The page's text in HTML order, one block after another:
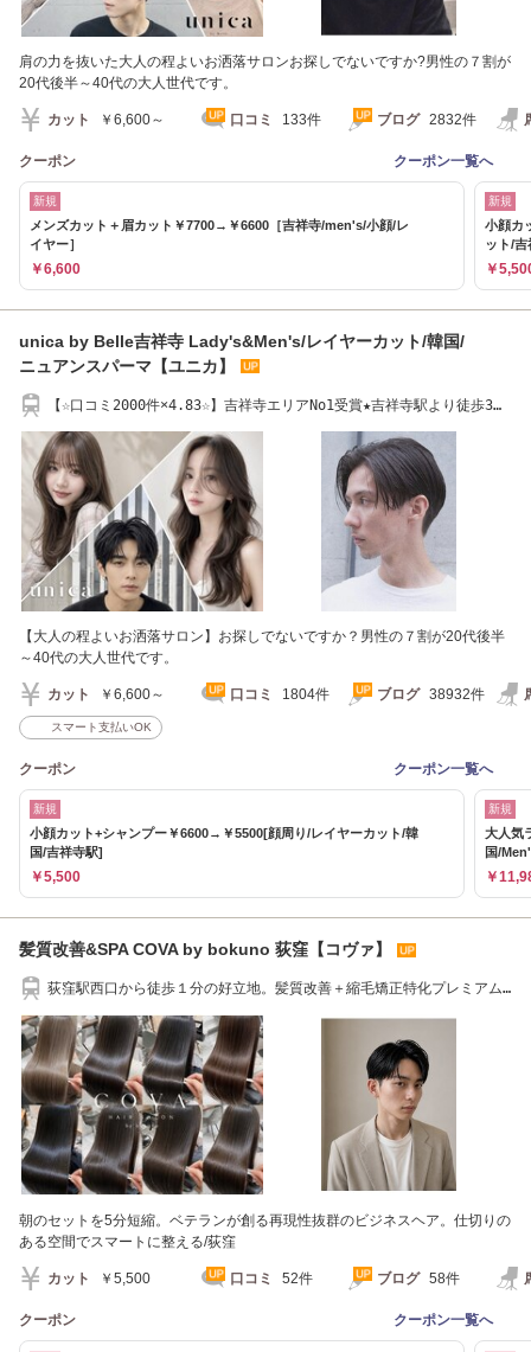
肩の力を抜いた大人の程よいお洒落サロンお探しでないですか?男性の７割が
20代後半～40代の大人世代です。
カット ￥6,600～ 口コミ 133件 ブログ 2832件
クーポン クーポン一覧へ
新規
メンズカット＋眉カット￥7700→￥6600［吉祥寺/men's/小顔/レ
イヤー］
￥6,600
新規
小顔カ
ット/
￥
unica by Belle吉祥寺 Lady's&Men's/レイヤーカット/韓国/
ニュアンスパーマ【ユニカ】
【☆口コミ2000件×4.83☆】吉祥寺エリアNo1受賞★吉祥寺駅より徒歩3分
【大人の程よいお洒落サロン】お探しでないですか？男性の７割が20代後半
～40代の大人世代です。
カット ￥6,600～ 口コミ 1804件 ブログ 38932件
スマート支払いOK
クーポン クーポン一覧へ
新規
小顔カット+シャンプー￥6600→￥5500[顔周り/レイヤーカット/韓
国/吉祥寺駅]
￥5,500
新規
大人気
国/
￥
髪質改善&SPA COVA by bokuno 荻窪【コヴァ】
荻窪駅西口から徒歩１分の好立地。髪質改善＋縮毛矯正特化プレミアム
朝のセットを5分短縮。ベテランが創る再現性抜群のビジネスヘア。仕切りの
ある空間でスマートに整える/荻窪
カット ￥5,500 口コミ 52件 ブログ 58件
クーポン クーポン一覧へ